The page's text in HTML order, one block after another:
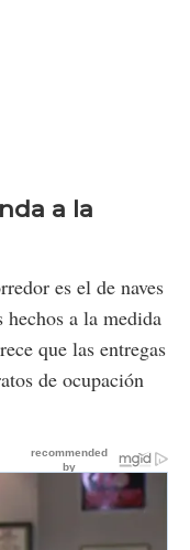
a la
es el de naves
a la medida
que las entregas
de ocupación